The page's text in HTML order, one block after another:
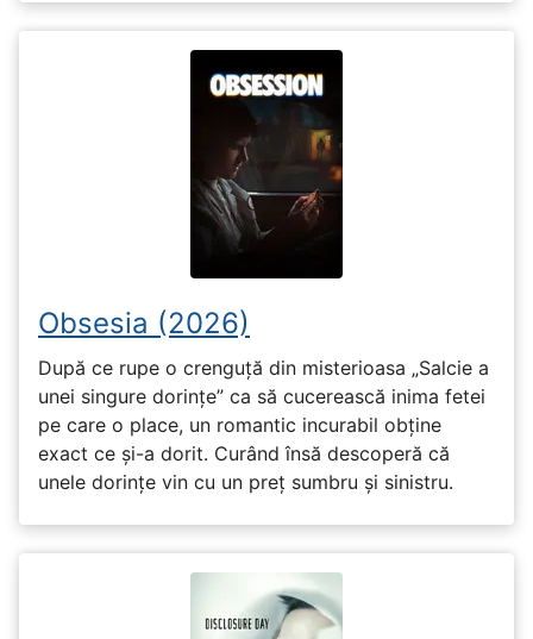
Obsesia (2026)
După ce rupe o crenguță din misterioasa „Salcie a
unei singure dorințe” ca să cucerească inima fetei
pe care o place, un romantic incurabil obține
exact ce și-a dorit. Curând însă descoperă că
unele dorințe vin cu un preț sumbru și sinistru.